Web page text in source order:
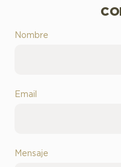
Nombre
Email
Mensaje